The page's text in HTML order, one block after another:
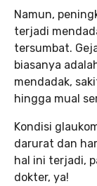
Namun,
terjadi
tersumbat.
biasanya
mendadak,
hingga mual
Kondisi
darurat dan
hal ini terjadi,
dokter, ya!